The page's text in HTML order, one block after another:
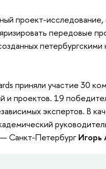
проект-исследование,
передовые
приняли участие 30
и проектов. 19
экспертов. В
Петербург Игорь